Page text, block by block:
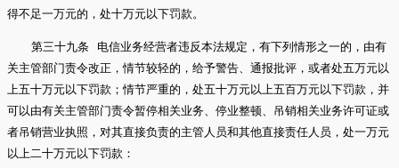
得不足一万元的，处十万元以下罚款。
第三十九条 电信业务经营者违反本法规定，有下列情形之一的，由有
关主管部门责令改正，情节较轻的，给予警告、通报批评，或者处五万元以
上五十万元以下罚款；情节严重的，处五十万元以上五百万元以下罚款，并
可以由有关主管部门责令暂停相关业务、停业整顿、吊销相关业务许可证或
者吊销营业执照，对其直接负责的主管人员和其他直接责任人员，处一万元
以上二十万元以下罚款：